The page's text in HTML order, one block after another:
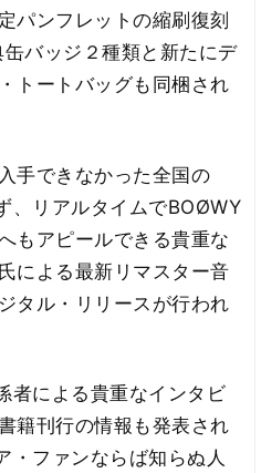
パンフレットの縮刷復刻
バッジ２種類と新たにデ
トートバッグも同梱され
手できなかった全国の
、リアルタイムでBOØWY
もアピールできる貴重な
による最新リマスター音
タル・リリースが行われ
による貴重なインタビ
籍刊行の情報も発表され
・ファンならば知らぬ人